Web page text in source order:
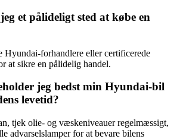
et pålideligt sted at købe en
Hyundai-forhandlere eller certificerede
at sikre en pålidelig handel.
jeg bedst min Hyundai-bil
levetid?
tjek olie- og væskeniveauer regelmæssigt,
advarselslamper for at bevare bilens